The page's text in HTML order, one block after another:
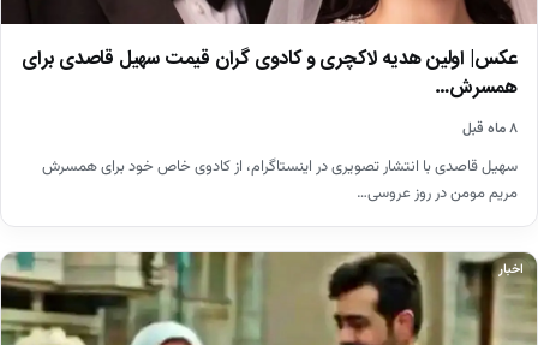
عکس| اولین هدیه لاکچری‌ و کادوی گران قیمت سهیل قاصدی برای
همسرش…
۸ ماه قبل
سهیل قاصدی با انتشار تصویری در اینستاگرام، از کادوی خاص خود برای همسرش
مریم مومن در روز عروسی…
اخبار